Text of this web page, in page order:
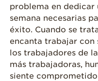
problema en dedicar
semana necesarias
éxito. Cuando se
encanta trabajar con
los trabajadores de
más trabajadoras,
siente